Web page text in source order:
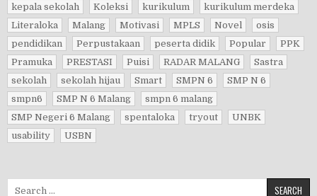
kepala sekolah
Koleksi kurikulum
kurikulum merdeka
Literaloka
Malang Motivasi MPLS Novel
osis
pendidikan
Perpustakaan peserta didik Popular
PPK
Pramuka
PRESTASI Puisi RADAR MALANG
Sastra
sekolah
sekolah hijau Smart SMPN 6
SMP N 6
smpn6
SMP N 6 Malang
smpn 6 malang
SMP Negeri 6 Malang
spentaloka tryout
UNBK
usability
USBN